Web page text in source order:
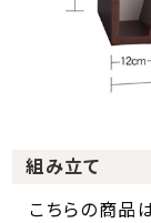
組み立て
こちらの商品